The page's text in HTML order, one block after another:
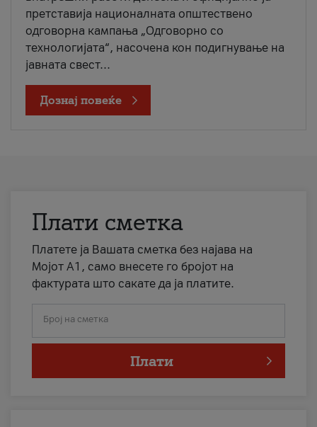
претставија националната општествено
одговорна кампања „Одговорно со
технологијата“, насочена кон подигнување на
јавната свест...
Дознај повеќе
Плати сметка
Платете ја Вашата сметка без најава на
Мојот А1, само внесете го бројот на
фактурата што сакате да ја платите.
Број на сметка
Плати